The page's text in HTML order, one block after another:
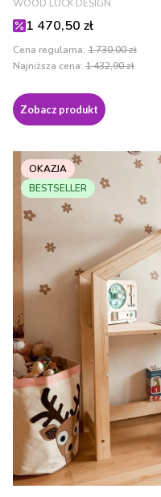
WOOD LUCK DESIGN
Cena promocyjna
1 470,50 zł
Cena regularna: 1 730,00 zł
Najniższa cena: 1 432,90 zł
Zobacz produkt
OKAZJA
BESTSELLER